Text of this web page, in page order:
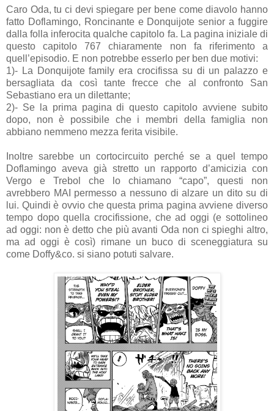
Caro Oda, tu ci devi spiegare per bene come diavolo hanno
fatto Doflamingo, Roncinante e Donquijote senior a fuggire
dalla folla inferocita qualche capitolo fa. La pagina iniziale di
questo capitolo 767 chiaramente non fa riferimento a
quell’episodio. E non potrebbe esserlo per ben due motivi:
1)- La Donquijote family era crocifissa su di un palazzo e
bersagliata da così tante frecce che al confronto San
Sebastiano era un dilettante;
2)- Se la prima pagina di questo capitolo avviene subito
dopo, non è possibile che i membri della famiglia non
abbiano nemmeno mezza ferita visibile.
Inoltre sarebbe un cortocircuito perché se a quel tempo
Doflamingo aveva già stretto un rapporto d’amicizia con
Vergo e Trebol che lo chiamano “capo”, questi non
avrebbero MAI permesso a nessuno di alzare un dito su di
lui. Quindi è ovvio che questa prima pagina avviene diverso
tempo dopo quella crocifissione, che ad oggi (e sottolineo
ad oggi: non è detto che più avanti Oda non ci spieghi altro,
ma ad oggi è così) rimane un buco di sceneggiatura su
come Doffy&co. si siano potuti salvare.